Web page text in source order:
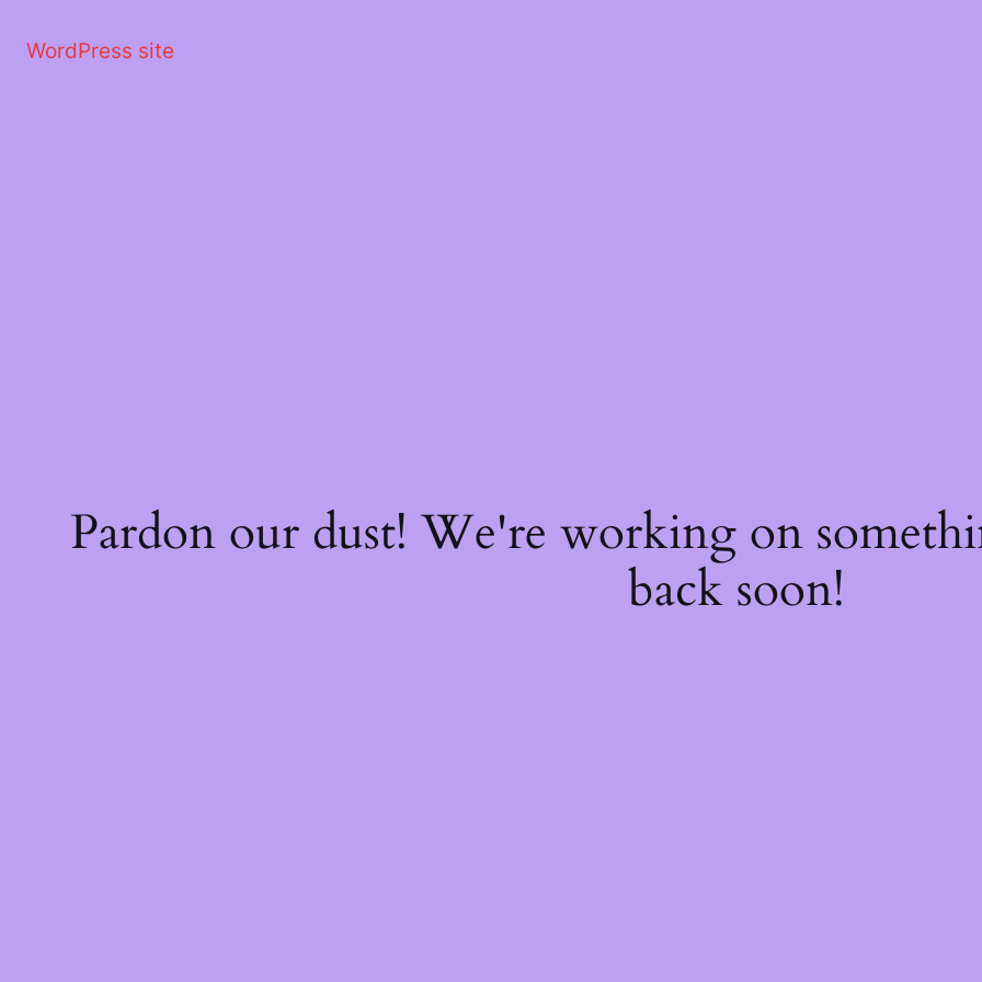
περιεχόμενο
WordPress site
Pardon our dust! We're working on
back soon!